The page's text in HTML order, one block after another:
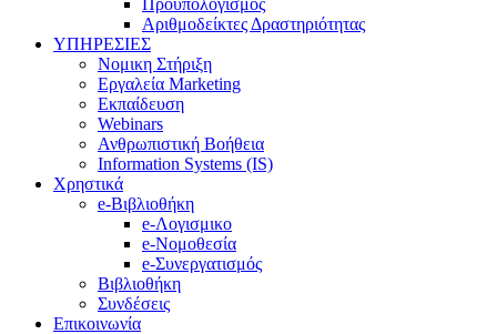
Προϋπολογισμός
Αριθμοδείκτες Δραστηριότητας
ΥΠΗΡΕΣΙΕΣ
Νομικη Στήριξη
Εργαλεία Marketing
Εκπαίδευση
Webinars
Ανθρωπιστική Βοήθεια
Information Systems (IS)
Χρηστικά
e-Βιβλιοθήκη
e-Λογισμικο
e-Νομοθεσία
e-Συνεργατισμός
Βιβλιοθήκη
Συνδέσεις
Επικοινωνία